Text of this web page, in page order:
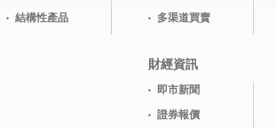
結構性產品
多渠道買賣
財經資訊
即市新聞
證券報價